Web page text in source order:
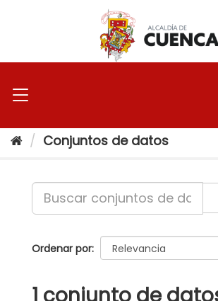
Conjuntos de datos
Ordenar por